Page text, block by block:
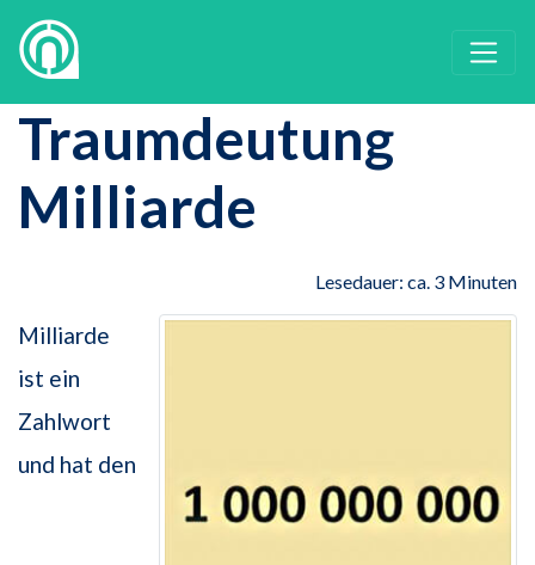
Traumdeutung
Milliarde
Lesedauer: ca. 3 Minuten
Milliarde
ist ein
Zahlwort
und hat den